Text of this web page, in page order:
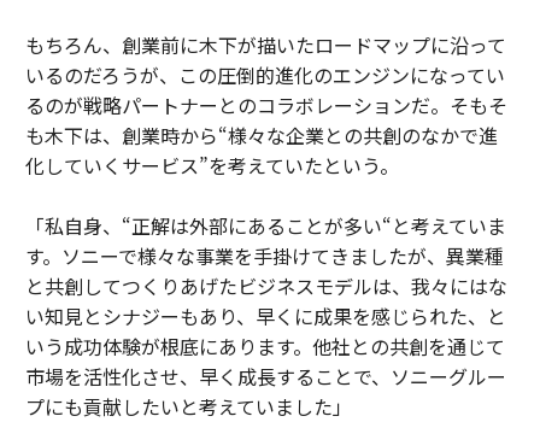
もちろん、創業前に木下が描いたロードマップに沿って
いるのだろうが、この圧倒的進化のエンジンになってい
るのが戦略パートナーとのコラボレーションだ。そもそ
も木下は、創業時から“様々な企業との共創のなかで進
化していくサービス”を考えていたという。
「私自身、“正解は外部にあることが多い“と考えていま
す。ソニーで様々な事業を手掛けてきましたが、異業種
と共創してつくりあげたビジネスモデルは、我々にはな
い知見とシナジーもあり、早くに成果を感じられた、と
いう成功体験が根底にあります。他社との共創を通じて
市場を活性化させ、早く成長することで、ソニーグルー
プにも貢献したいと考えていました」